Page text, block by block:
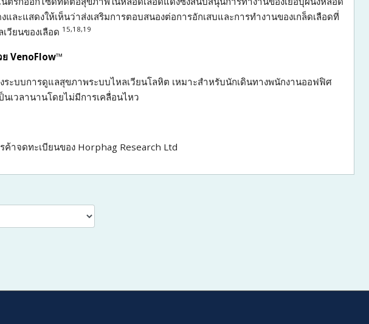
และแสดงให้เห็นว่าส่งเสริมการตอบสนองต่อการอักเสบและการทำงานของเกล็ดเลือดที่
วียนของเลือด 15,18,19
ย VenoFlow™
ระบบการดูแลสุขภาพระบบไหลเวียนโลหิต เหมาะสำหรับนักเดินทางพนักงานออฟฟิศ
เวลานานโดยไม่มีการเคลื่อนไหว
ค้าจดทะเบียนของ Horphag Research Ltd